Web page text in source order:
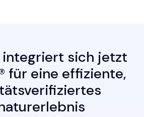
integriert sich jetzt
für eine effiziente,